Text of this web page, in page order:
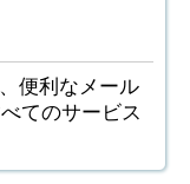
便利なメール
てのサービス